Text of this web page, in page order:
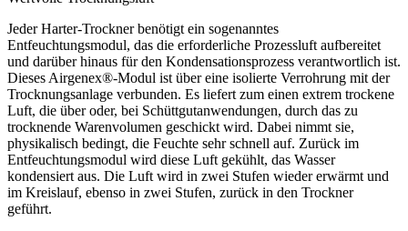
Jeder Harter-Trockner benötigt ein sogenanntes
Entfeuchtungsmodul, das die erfor­derliche Prozessluft aufbereitet
und darüber hinaus für den Kondensationsprozess verantwortlich ist.
Dieses Airgenex®-­Modul ist über eine isolierte Verrohrung mit der
Trocknungsanlage verbunden. Es liefert zum einen extrem trockene
Luft, die über oder, bei Schüttgutanwendungen, durch das zu
trocknende Warenvolumen geschickt wird. Dabei nimmt sie,
physikalisch bedingt, die Feuchte sehr schnell auf. Zurück im
Entfeuchtungsmodul wird diese Luft gekühlt, das Wasser
kondensiert aus. Die Luft wird in zwei Stufen wieder erwärmt und
im Kreislauf, ebenso in zwei Stufen, zurück in den Trockner
geführt.